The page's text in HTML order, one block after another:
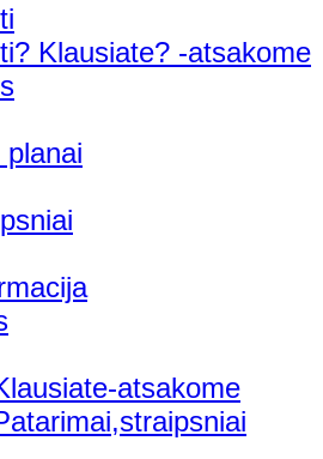
Klausiate? -atsakome
planai
atsakome